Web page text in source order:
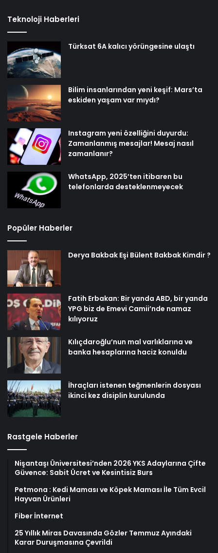
Teknoloji Haberleri
Türksat 6A kalıcı yörüngesine ulaştı
Bilim insanlarından yeni keşif: Mars’ta
eskiden yaşam var mıydı?
Instagram yeni özelliğini duyurdu:
Zamanlanmış mesajlar! Mesaj nasıl
zamanlanır?
WhatsApp, 2025’ten itibaren bu
telefonlarda desteklenmeyecek
Popüler Haberler
Derya Bakbak Eşi Bülent Bakbak Kimdir ?
Fatih Erbakan: Bir yanda ABD, bir yanda
YPG biz de Emevi Camii’nde namaz
kılıyoruz
Kılıçdaroğlu’nun mal varlıklarına ve
banka hesaplarına haciz konuldu
İhraçları istenen teğmenlerin dosyası
ikinci kez disiplin kurulunda
Rastgele Haberler
Nişantaşı Üniversitesi’nden 2026 YKS Adaylarına Çifte
Güvence: Sabit Ücret ve Kesintisiz Burs
Petmona : Kedi Maması ve Köpek Maması İle Tüm Evcil
Hayvan Ürünleri
Fiber İnternet
25 Yıllık Miras Davasında Gözler Temmuz Ayındaki
Karar Duruşmasına Çevrildi